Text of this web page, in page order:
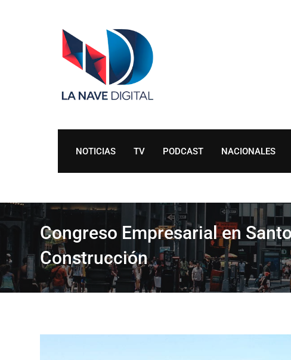
NOTICIAS TV PODCAST NACIONALES
Congreso Empresarial en
Construcción